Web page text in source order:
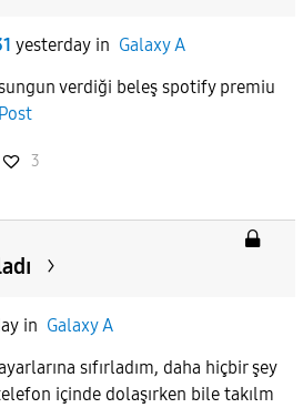
yesterdayin Galaxy A
verdiği beleş spotify premiu
3
in Galaxy A
sıfırladım, daha hiçbir şey
içinde dolaşırken bile takılm